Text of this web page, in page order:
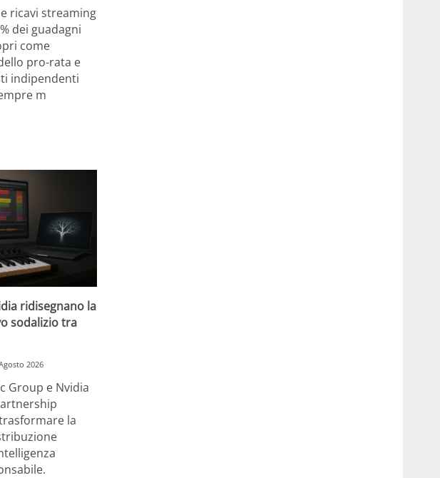
ricavi streaming
dei guadagni
come
pro-rata e
indipendenti
m
ridisegnano la
sodalizio tra
2026
Group e Nvidia
la